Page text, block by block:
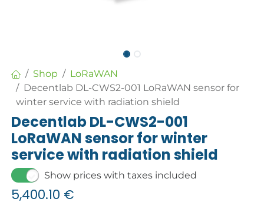
Shop
LoRaWAN
Decentlab DL-CWS2-001 LoRaWAN sensor for
winter service with radiation shield
Decentlab DL-CWS2-001
LoRaWAN sensor for winter
service with radiation shield
Show prices with taxes included
5,400.10 €